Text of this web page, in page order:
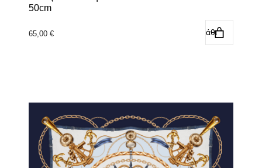
50cm
65,00 € Προσθήκη στο καλάθι